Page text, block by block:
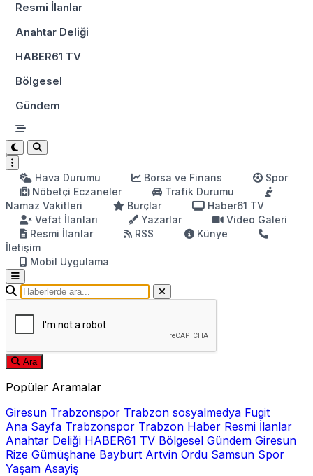
Resmi İlanlar
Anahtar Deliği
HABER61 TV
Bölgesel
Gündem
Hava Durumu Borsa ve Finans
Spor
Nöbetçi Eczaneler
Trafik Durumu
Namaz Vakitleri
Burçlar
Haber61 TV
Vefat İlanları
Yazarlar
Video Galeri
Resmi İlanlar
RSS
Künye
İletişim
Mobil Uygulama
Ara
Popüler Aramalar
Giresun Trabzonspor Trabzon sosyalmedya Fugit
Ana Sayfa Trabzonspor Trabzon Haber Resmi İlanlar
Anahtar Deliği HABER61 TV Bölgesel Gündem Giresun
Rize Gümüşhane Bayburt Artvin Ordu Samsun Spor
Yaşam Asayiş